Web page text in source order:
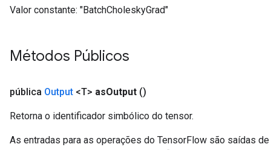
Valor constante: "BatchCholeskyGrad"
Métodos Públicos
pública Output <T> asOutput ()
Retorna o identificador simbólico do tensor.
As entradas para as operações do TensorFlow são saídas